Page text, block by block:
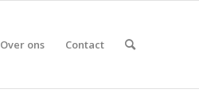
Over ons Contact